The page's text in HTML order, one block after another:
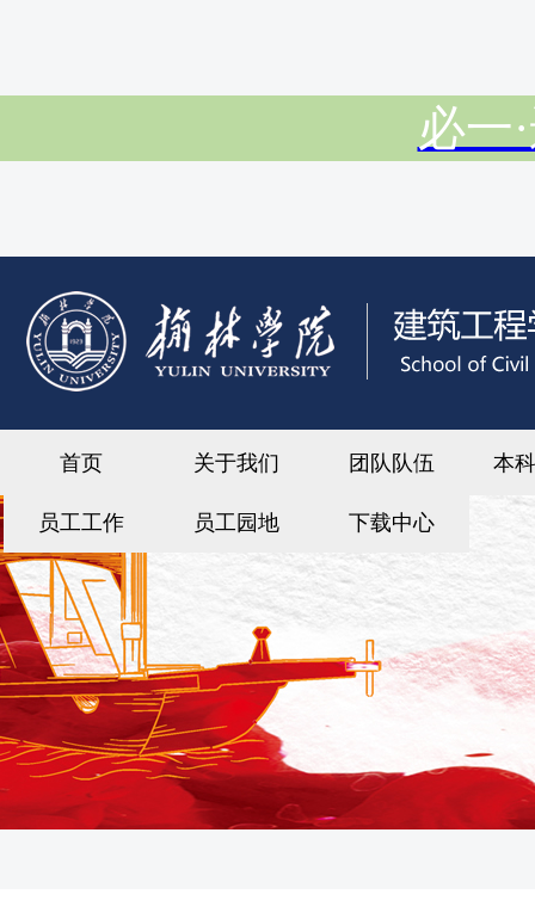
必一
首页 关于我们 团队队伍 本
员工工作 员工园地 下载中心